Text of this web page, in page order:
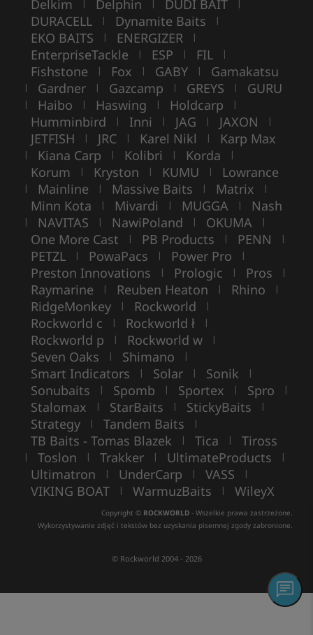
Delkim | Delphin | DUDI BAIT |
DURACELL | Dynamite Baits |
EKO BAITS | ENERGIZER |
EnterpriseTackle | ESP | FIL |
Fishstone | Fox | GABY | Gamakatsu
| Gardner | Gazcamp | GREYS | GURU
| Haibo | Haswing | Holdcarp |
Humminbird | Inni | JAG | JAXON |
JETFISH | JRC | Karel Nikl | Karp Max
| Kiana Carp | Kolibri | Korda |
Korum | Kryston | KUMU | Lowrance
| Mainline | Massive Baits | Matrix |
Minn Kota | Mivardi | MUGGA | Nash
| NAVITAS | NawiPoland | OKUMA |
One More Cast | PB Products | PENN |
PETZL | PowaPacs | Power Pro |
Preston Innovations | Prologic | Pros |
Raymarine | Reuben Heaton | Rhino |
RidgeMonkey | Rockworld |
Rockworld c | Rockworld ł |
Rockworld p | Rockworld w |
Seven Oaks | Shimano |
Smart Indicators | Solar | Sonik |
Sonubaits | Spomb | Sportex | Spro |
Stalomax | StarBaits | StickyBaits |
Strategy | Tandem Baits |
TB Baits - Tomas Blazek | Tica | Tiross
| Toslon | Trakker | UltimateProducts |
Ultimatron | UnderCarp | VASS |
VIKING BOAT | WarmuzBaits | WileyX
Copyright © ROCKWORLD - Wszelkie prawa zastrzeżone.
Wykorzystywanie zdjęć i tekstów bez uzyskania pisemnej zgody zabronione.
© Rockworld 2004 - 2026